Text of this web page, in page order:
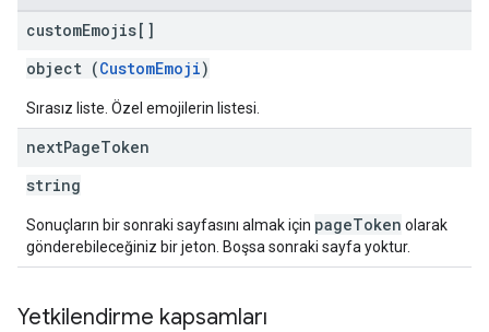
customEmojis[]
object (CustomEmoji)
Sırasız liste. Özel emojilerin listesi.
nextPageToken
string
Sonuçların bir sonraki sayfasını almak için pageToken olarak
gönderebileceğiniz bir jeton. Boşsa sonraki sayfa yoktur.
Yetkilendirme kapsamları